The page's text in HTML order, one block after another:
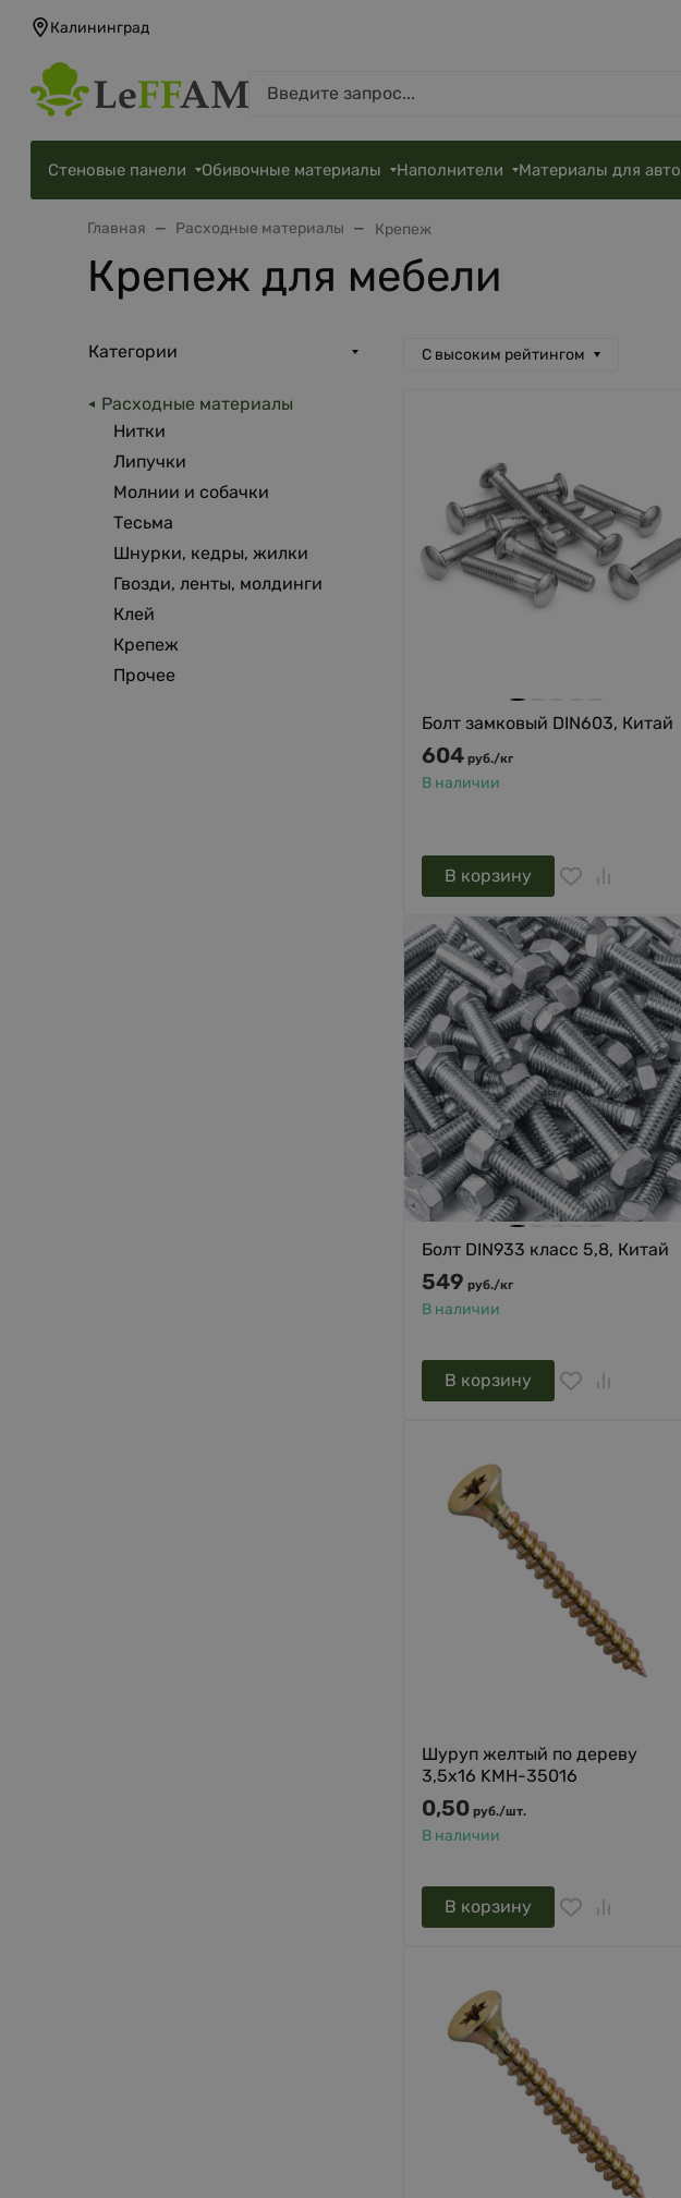
Калининград
Стеновые панели Обивочные материалы Наполнители Материалы для авто
Главная Расходные материалы Крепеж
Крепеж для мебели
Категории
Расходные материалы
Нитки
Липучки
Молнии и собачки
Тесьма
Шнурки, кедры, жилки
Гвозди, ленты, молдинги
Клей
Крепеж
Прочее
С высоким рейтингом
Болт замковый DIN603, Китай
604 руб./кг
В наличии
В корзину
Болт DIN933 класс 5,8, Китай
549 руб./кг
В наличии
В корзину
Шуруп желтый по дереву
3,5х16 KMH-35016
0,50 руб./шт.
В наличии
В корзину